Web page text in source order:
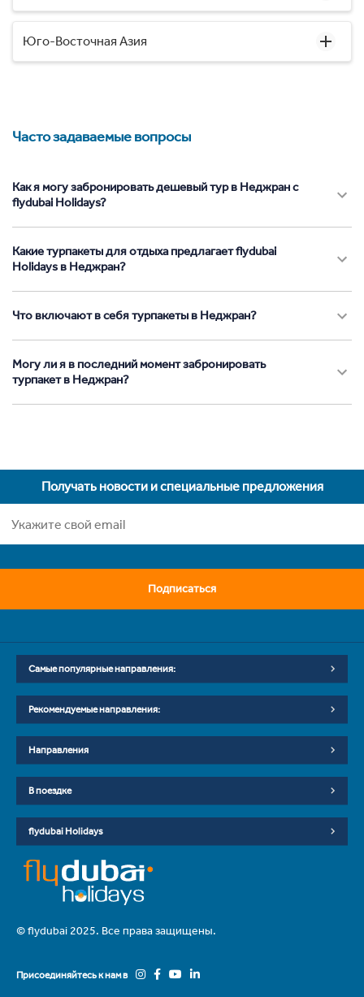
Юго-Восточная Азия
Часто задаваемые вопросы
Как я могу забронировать дешевый тур в Неджран с
flydubai Holidays?
Какие турпакеты для отдыха предлагает flydubai
Holidays в Неджран?
Что включают в себя турпакеты в Неджран?
Могу ли я в последний момент забронировать
турпакет в Неджран?
Получать новости и специальные предложения
Подписаться
Самые популярные направления:
Рекомендуемые направления:
Направления
В поездке
flydubai Holidays
© flydubai 2025. Все права защищены.
Присоединяйтесь к нам в